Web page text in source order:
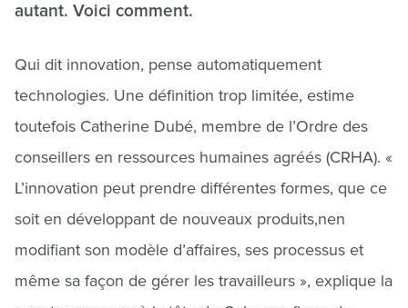
autant. Voici comment.
Qui dit innovation, pense automatiquement
technologies. Une définition trop limitée, estime
toutefois Catherine Dubé, membre de l’Ordre des
conseillers en ressources humaines agréés (CRHA). «
L’innovation peut prendre différentes formes, que ce
soit en développant de nouveaux produits,nen
modifiant son modèle d’affaires, ses processus et
même sa façon de gérer les travailleurs », explique la